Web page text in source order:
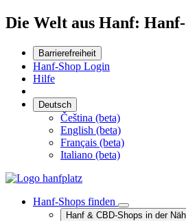
Die Welt aus Hanf:
Barrierefreiheit
Hanf-Shop Login
Hilfe
Deutsch
Čeština (beta)
English (beta)
Français (beta)
Italiano (beta)
Hanf-Shops finden
Hanf & CBD-Shops in der